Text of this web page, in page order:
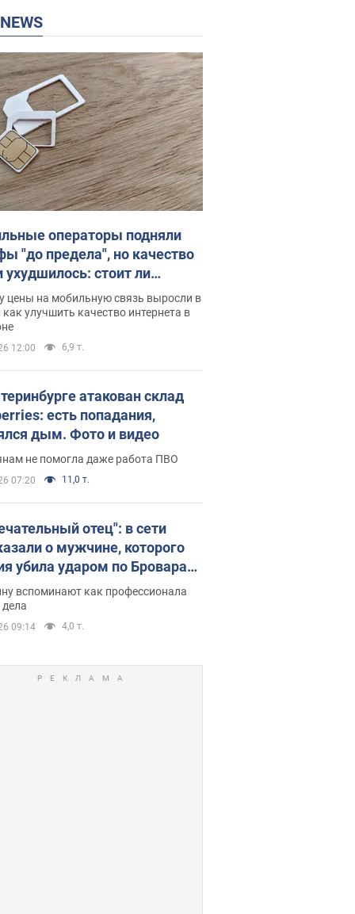
NEWS
операторы подняли
"до предела", но качество
ухудшилось: стоит ли
на цены
цены на мобильную связь выросли в
улучшить качество интернета в
12:00 6,9 т.
атакован склад
есть попадания,
дым. Фото и видео
не помогла даже работа ПВО
07:20 11,0 т.
отец": в сети
о мужчине, которого
убила ударом по Броварам.
вспоминают как профессионала
дела
09:14 4,0 т.